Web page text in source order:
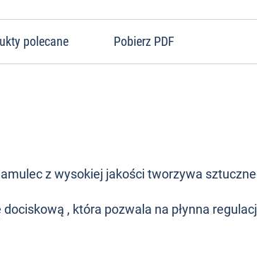
polecane Pobierz PDF
z wysokiej jakości tworzywa
, która pozwala na płynna